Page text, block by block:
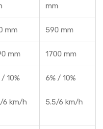
mm
mm 590 mm
mm 1700 mm
/ 10% 6% / 10%
6 km/h 5.5/6 km/h